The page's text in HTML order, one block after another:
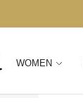
WOMEN